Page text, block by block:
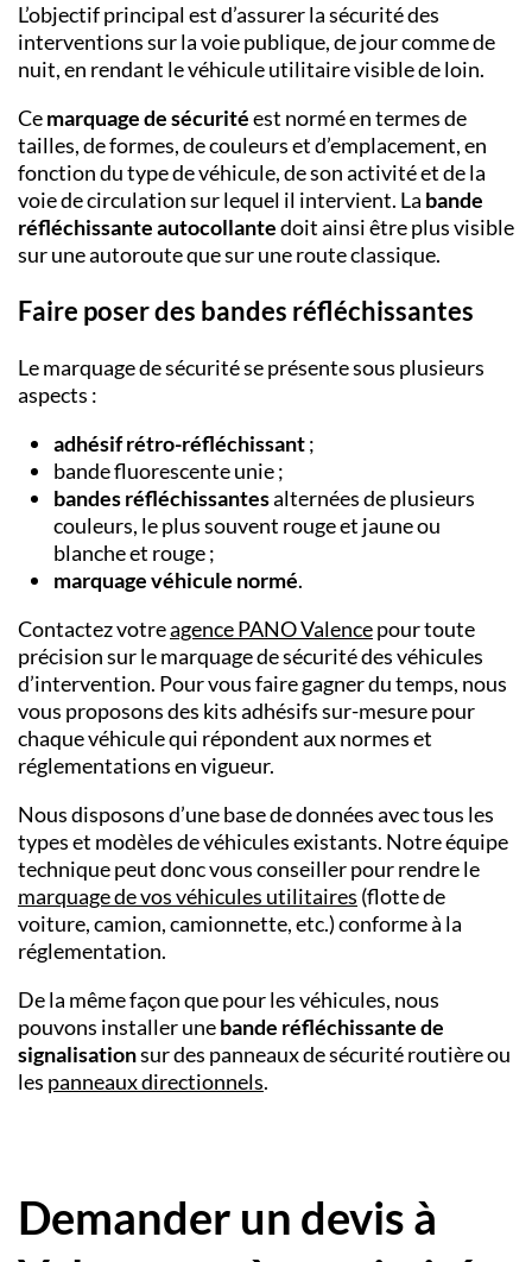
L’objectif principal est d’assurer la sécurité des
interventions sur lavoie publique, de jour comme de
nuit, en rendant le véhicule utilitaire visible de loin.
Cemarquage de sécuritéest normé en termes de
tailles, de formes, de couleurs et d’emplacement, en
fonction du type de véhicule, de son activité et de la
voie de circulation sur lequel il intervient. La bande
réfléchissante autocollantedoit ainsi être plus visible
sur une autoroute que sur une route classique.
Faire poser des bandes réfléchissantes
Le marquage de sécurité se présente sous plusieurs
aspects :
adhésif rétro-réfléchissant;
bande fluorescente unie ;
bandes réfléchissantesalternées de plusieurs
couleurs, le plus souvent rouge et jaune ou
blanche et rouge ;
marquage véhicule normé.
Contactez votreagence PANOValencepour toute
précision sur le marquage de sécurité des véhicules
d’intervention. Pour vous faire gagner du temps, nous
vous proposons des kits adhésifs sur-mesure pour
chaque véhicule qui répondent aux normes et
réglementations en vigueur.
Nous disposons d’une base de données avec tous les
types et modèles de véhicules existants. Notre équipe
technique peut donc vous conseiller pour rendre le
marquage de vos véhicules utilitaires (flotte de
voiture, camion, camionnette, etc.) conforme à la
réglementation.
De la même façon que pour les véhicules, nous
pouvons installer unebande réfléchissante de
signalisationsur des panneaux de sécurité routière ou
les panneaux directionnels.
Demander un devis à